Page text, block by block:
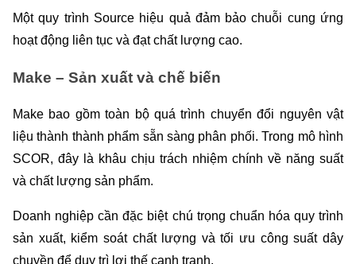
Một quy trình Source hiệu quả đảm bảo chuỗi cung ứng
hoạt động liên tục và đạt chất lượng cao.
Make – Sản xuất và chế biến
Make bao gồm toàn bộ quá trình chuyển đổi nguyên vật
liệu thành thành phẩm sẵn sàng phân phối. Trong mô hình
SCOR, đây là khâu chịu trách nhiệm chính về năng suất
và chất lượng sản phẩm.
Doanh nghiệp cần đặc biệt chú trọng chuẩn hóa quy trình
sản xuất, kiểm soát chất lượng và tối ưu công suất dây
chuyền để duy trì lợi thế cạnh tranh.